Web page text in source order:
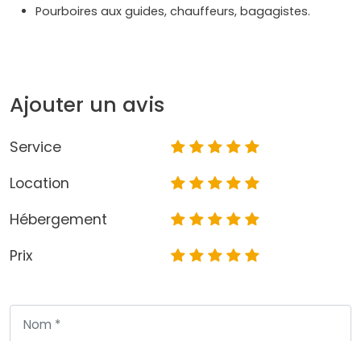
Pourboires aux guides, chauffeurs, bagagistes.
Ajouter un avis
Service
Location
Hébergement
Prix